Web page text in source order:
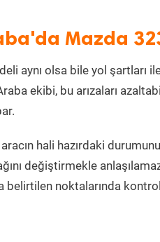
Mazda
aynı olsa bile yol şartları
ekibi, bu arızaları
hali hazırdaki
değiştirmekle
belirtilen noktalarında